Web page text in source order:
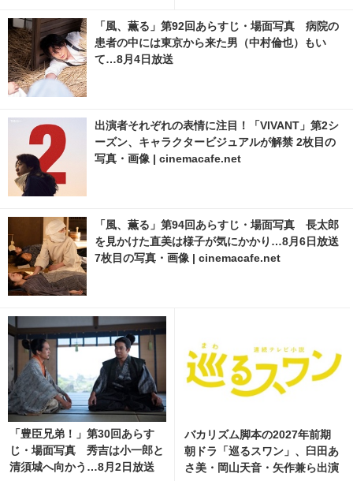
真・画像 | cinemacafe.net
e.net
「風、薫る」第92回あらすじ・場面写真 病院の
患者の中には東京から来た男（中村倫也）もい
て…8月4日放送
出演者それぞれの表情に注目！「VIVANT」第2シ
ーズン、キャラクタービジュアルが解禁 2枚目の
写真・画像 | cinemacafe.net
「風、薫る」第94回あらすじ・場面写真 長太郎
を見かけた直美は様子が気にかかり…8月6日放送
7枚目の写真・画像 | cinemacafe.net
「豊臣兄弟！」第30回あらす
じ・場面写真 秀吉は小一郎と
清須城へ向かう…8月2日放送
バカリズム脚本の2027年前期
朝ドラ「巡るスワン」、臼田あ
さ美・岡山天音・矢作兼ら出演